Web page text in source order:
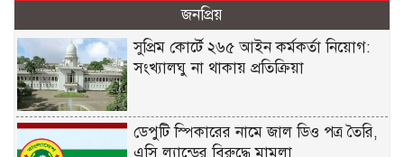
জনপ্রিয়
সুপ্রিম কোর্টে ২৬৫ আইন কর্মকর্তা নিয়োগ:
সংখ্যালঘু না থাকায় প্রতিক্রিয়া
ডেপুটি স্পিকারের নামে জাল ডিও পত্র তৈরি,